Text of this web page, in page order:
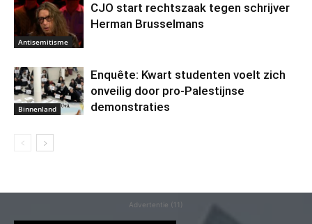
Antisemitisme
CJO start rechtszaak tegen schrijver
Herman Brusselmans
Binnenland
Enquête: Kwart studenten voelt zich
onveilig door pro-Palestijnse
demonstraties
Advertentie (11)